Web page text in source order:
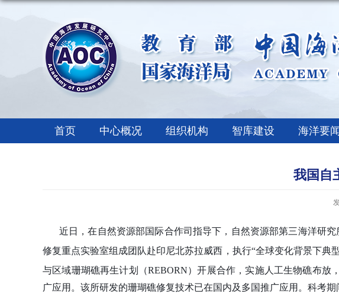
首页 中心概况 组织机构 智库建设 海洋要闻
我国自
近日，在自然资源部国际合作司指导下，自然资源部第三海洋研
修复重点实验室组成团队赴印尼北苏拉威西，执行“全球变化背景下
与区域珊瑚礁再生计划（REBORN）开展合作，实施人工生物礁布放
广应用。 该所研发的珊瑚礁修复技术已在国内及多国推广应用。科考